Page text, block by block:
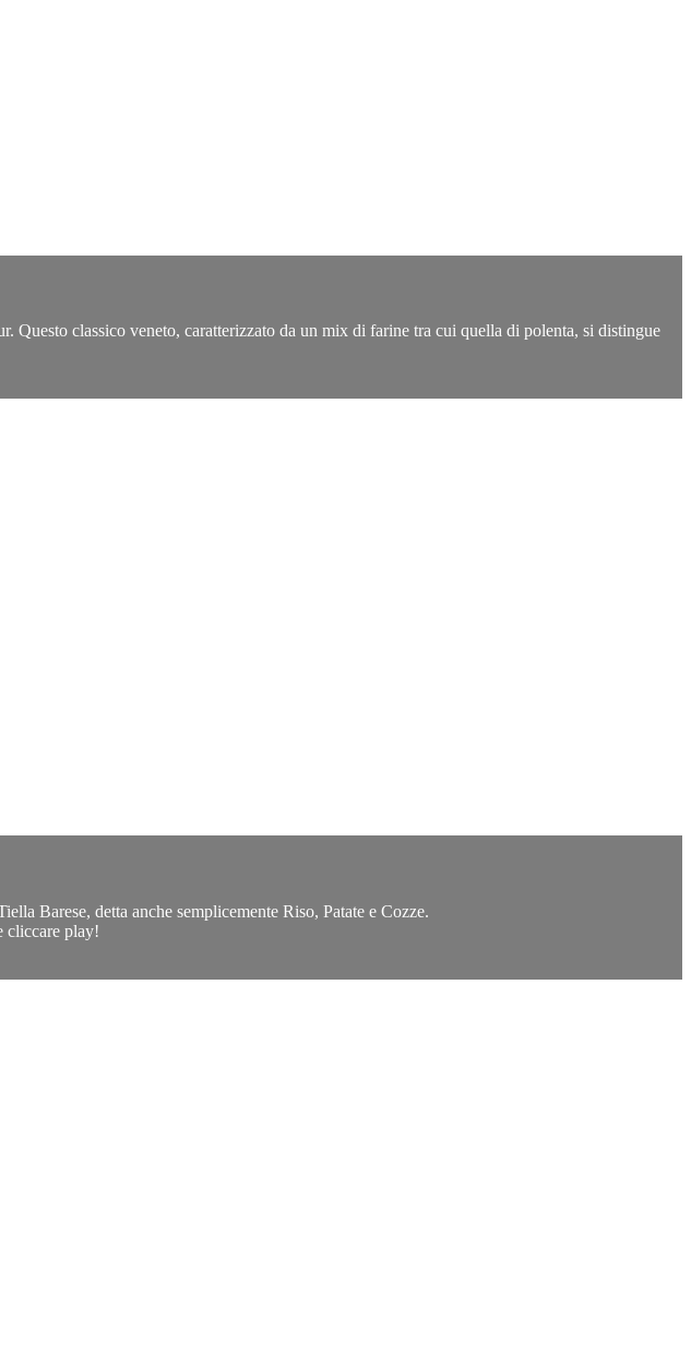
classico veneto, caratterizzato da un mix di farine tra cui quella di polenta, si distingue
Barese, detta anche semplicemente Riso, Patate e Cozze.
cliccare play!